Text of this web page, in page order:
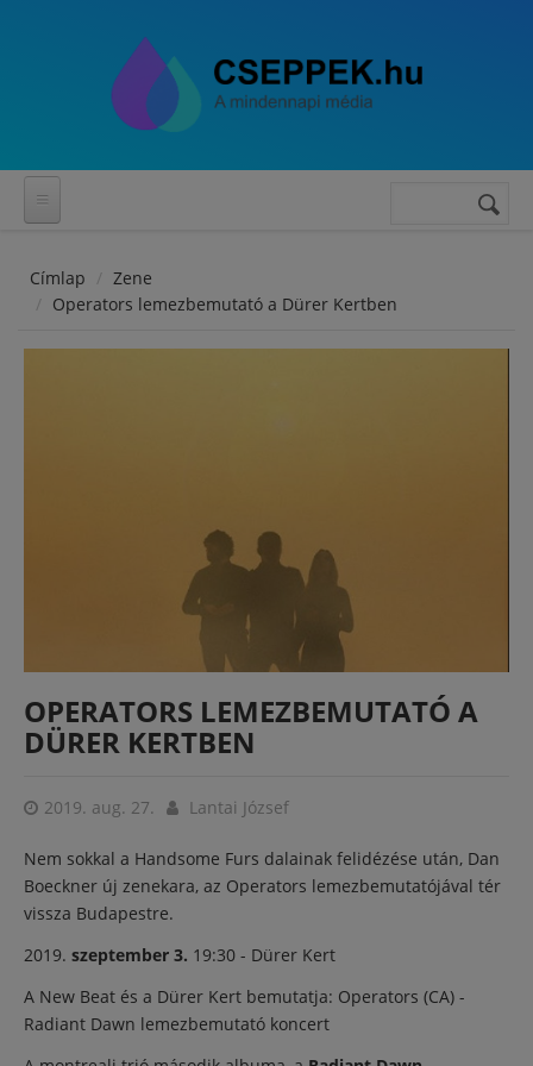
Keresés
Címlap
Zene
Operators lemezbemutató a Dürer Kertben
OPERATORS LEMEZBEMUTATÓ A
DÜRER KERTBEN
2019. aug. 27. Lantai József
Nem sokkal a Handsome Furs dalainak felidézése után, Dan
Boeckner új zenekara, az Operators lemezbemutatójával tér
vissza Budapestre.
2019. szeptember 3. 19:30 - Dürer Kert
A New Beat és a Dürer Kert bemutatja: Operators (CA) -
Radiant Dawn lemezbemutató koncert